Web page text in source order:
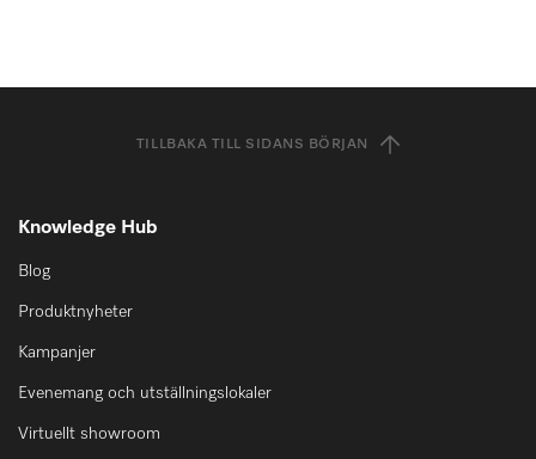
TILLBAKA TILL SIDANS BÖRJAN
Knowledge Hub
Blog
Produktnyheter
Kampanjer
Evenemang och utställningslokaler
Virtuellt showroom